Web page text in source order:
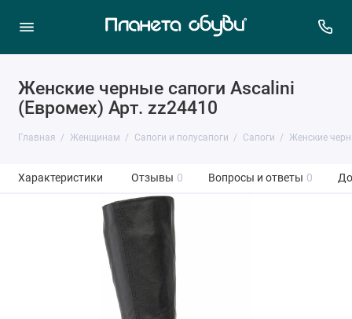
Женские черные сапоги Ascalini
(Евромех) Арт. zz24410
Главная Женщинам Сапоги и полусапоги Сапоги Женские
Характеристики Отзывы 0 Вопросы и ответы 0